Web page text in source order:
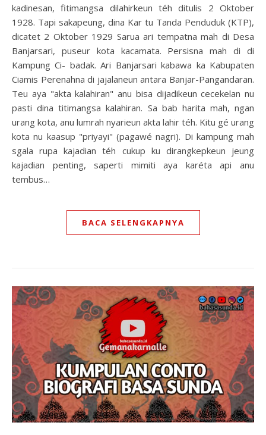
kadinesan, fitimangsa dilahirkeun téh ditulis 2 Oktober
1928. Tapi sakapeung, dina Kar tu Tanda Penduduk (KTP),
dicatet 2 Oktober 1929 Sarua ari tempatna mah di Desa
Banjarsari, puseur kota kacamata. Persisna mah di di
Kampung Ci- badak. Ari Banjarsari kabawa ka Kabupaten
Ciamis Perenahna di jajalaneun antara Banjar-Pangandaran.
Teu aya "akta kalahiran" anu bisa dijadikeun cecekelan nu
pasti dina titimangsa kalahiran. Sa bab harita mah, ngan
urang kota, anu lumrah nyarieun akta lahir téh. Kitu gé urang
kota nu kaasup "priyayi" (pagawé nagri). Di kampung mah
sgala rupa kajadian téh cukup ku dirangkepkeun jeung
kajadian penting, saperti mimiti aya karéta api anu
tembus…
BACA SELENGKAPNYA